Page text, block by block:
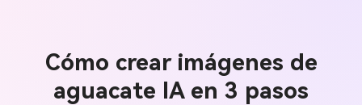
Cómo crear imágenes de
aguacate IA en 3 pasos